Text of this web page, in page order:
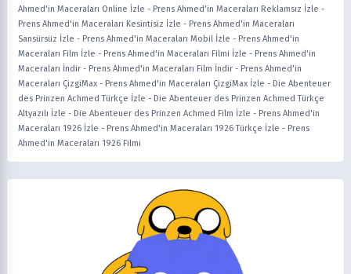
Ahmed'in Maceraları Online İzle - Prens Ahmed'in Maceraları Reklamsız İzle -
Prens Ahmed'in Maceraları Kesintisiz İzle - Prens Ahmed'in Maceraları
Sansürsüz İzle - Prens Ahmed'in Maceraları Mobil İzle - Prens Ahmed'in
Maceraları Film İzle - Prens Ahmed'in Maceraları Filmi İzle - Prens Ahmed'in
Maceraları İndir - Prens Ahmed'in Maceraları Film İndir - Prens Ahmed'in
Maceraları ÇizgiMax - Prens Ahmed'in Maceraları ÇizgiMax İzle - Die Abenteuer
des Prinzen Achmed Türkçe İzle - Die Abenteuer des Prinzen Achmed Türkçe
Altyazılı İzle - Die Abenteuer des Prinzen Achmed Film İzle - Prens Ahmed'in
Maceraları 1926 İzle - Prens Ahmed'in Maceraları 1926 Türkçe İzle - Prens
Ahmed'in Maceraları 1926 Filmi